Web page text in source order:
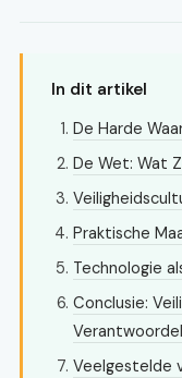
In dit artikel
De Harde
De Wet: Wat
Praktische
Technologie
Conclusie:
Veelgestelde